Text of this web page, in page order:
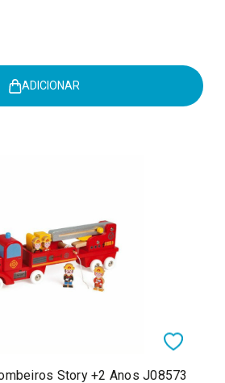
ADICIONAR
Story +2 Anos J08573